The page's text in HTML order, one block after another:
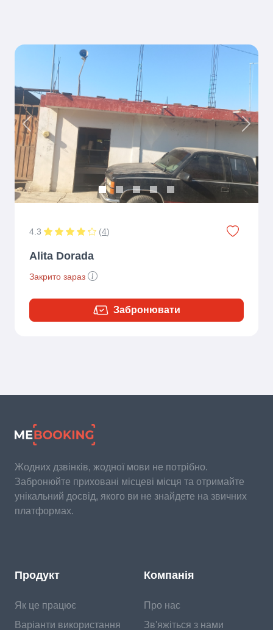
Previous Next
4.3 (4)
Alita Dorada
Закрито зараз
Забронювати
Жодних дзвінків, жодної мови не потрібно.
Забронюйте приховані місцеві місця та отримайте
унікальний досвід, якого ви не знайдете на звичних
платформах.
Продукт
Як це працює
Варіанти використання
Компанія
Про нас
Зв'яжіться з нами